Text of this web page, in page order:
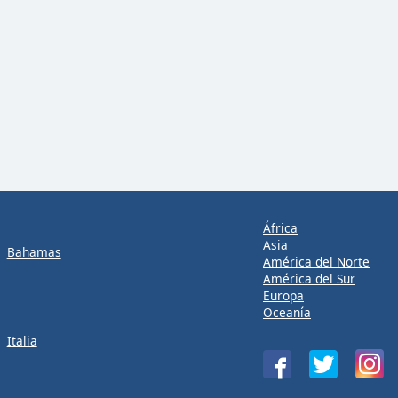
Bahamas
Italia
África
Asia
América del Norte
América del Sur
Europa
Oceanía